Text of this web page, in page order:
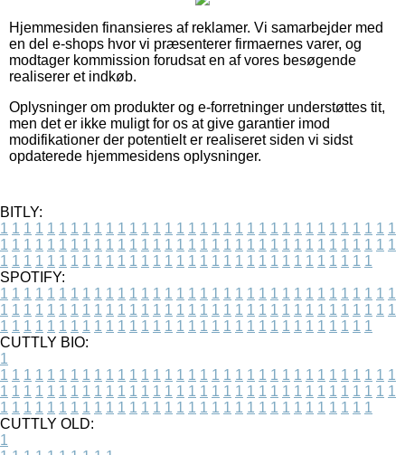
Hjemmesiden finansieres af reklamer. Vi samarbejder med
en del e-shops hvor vi præsenterer firmaernes varer, og
modtager kommission forudsat en af vores besøgende
realiserer et indkøb.
Oplysninger om produkter og e-forretninger understøttes tit,
men det er ikke muligt for os at give garantier imod
modifikationer der potentielt er realiseret siden vi sidst
opdaterede hjemmesidens oplysninger.
BITLY:
1 1 1 1 1 1 1 1 1 1 1 1 1 1 1 1 1 1 1 1 1 1 1 1 1 1 1 1 1 1 1 1 1 1
1 1 1 1 1 1 1 1 1 1 1 1 1 1 1 1 1 1 1 1 1 1 1 1 1 1 1 1 1 1 1 1 1 1
1 1 1 1 1 1 1 1 1 1 1 1 1 1 1 1 1 1 1 1 1 1 1 1 1 1 1 1 1 1 1 1
SPOTIFY:
1 1 1 1 1 1 1 1 1 1 1 1 1 1 1 1 1 1 1 1 1 1 1 1 1 1 1 1 1 1 1 1 1 1
1 1 1 1 1 1 1 1 1 1 1 1 1 1 1 1 1 1 1 1 1 1 1 1 1 1 1 1 1 1 1 1 1 1
1 1 1 1 1 1 1 1 1 1 1 1 1 1 1 1 1 1 1 1 1 1 1 1 1 1 1 1 1 1 1 1
CUTTLY BIO:
1
1 1 1 1 1 1 1 1 1 1 1 1 1 1 1 1 1 1 1 1 1 1 1 1 1 1 1 1 1 1 1 1 1 1
1 1 1 1 1 1 1 1 1 1 1 1 1 1 1 1 1 1 1 1 1 1 1 1 1 1 1 1 1 1 1 1 1 1
1 1 1 1 1 1 1 1 1 1 1 1 1 1 1 1 1 1 1 1 1 1 1 1 1 1 1 1 1 1 1 1
CUTTLY OLD:
1